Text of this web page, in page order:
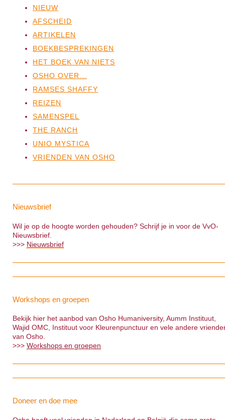
NIEUW
AFSCHEID
ARTIKELEN
BOEKBESPREKINGEN
HET BOEK VAN NIETS
OSHO OVER…
RAMSES SHAFFY
REIZEN
SAMENSPEL
THE RANCH
UNIO MYSTICA
VRIENDEN VAN OSHO
Nieuwsbrief
Wil je op de hoogte worden gehouden? Schrijf je in voor de VvO-
Nieuwsbrief.
>>> Nieuwsbrief
Workshops en groepen
Bekijk hier het aanbod van Osho Humaniversity, Aumm Instituut,
Wajid OMC, Instituut voor Kleurenpunctuur en vele andere
van Osho.
>>>Workshops en groepen
Doneer en doe mee